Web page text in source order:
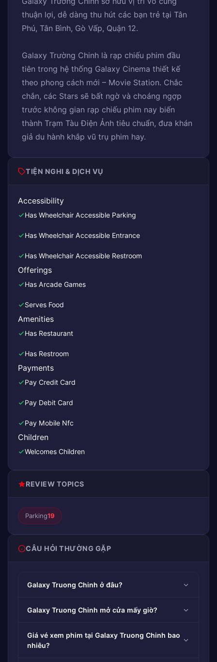
thuận lợi, dễ dàng thu hút các bạn trẻ tại Tân
Phú, Tân Bình, Gò Vấp, Quận 12.
Galaxy Trường Chinh là rạp chiếu phim đầu
tiên trong hệ thống Galaxy Cinema thiết kế
theo phong cách mới – Movie Station. Chắc
chắn, các Stars sẽ bất ngờ và choáng ngợp
trước không gian rạp chiếu phim nay biến
thành Trạm Tàu Điện Ảnh tiêu chuẩn, đưa khán
giả du hành khắp vũ trụ phim hay.
TIỆN NGHI & DỊCH VỤ
Accessibility
Has Wheelchair Accessible Parking
Has Wheelchair Accessible Entrance
Has Wheelchair Accessible Restroom
Offerings
Has Arcade Games
Serves Food
Amenities
Has Restaurant
Has Restroom
Payments
Pay Credit Card
Pay Debit Card
Pay Mobile Nfc
Children
Welcomes Children
REVIEW TOPICS
Parking19
CÂU HỎI THƯỜNG GẶP
Galaxy Truong Chinh ở đâu?
Galaxy Truong Chinh mở cửa mấy giờ?
Giá vé xem phim tại Galaxy Truong Chinh bao
nhiêu?